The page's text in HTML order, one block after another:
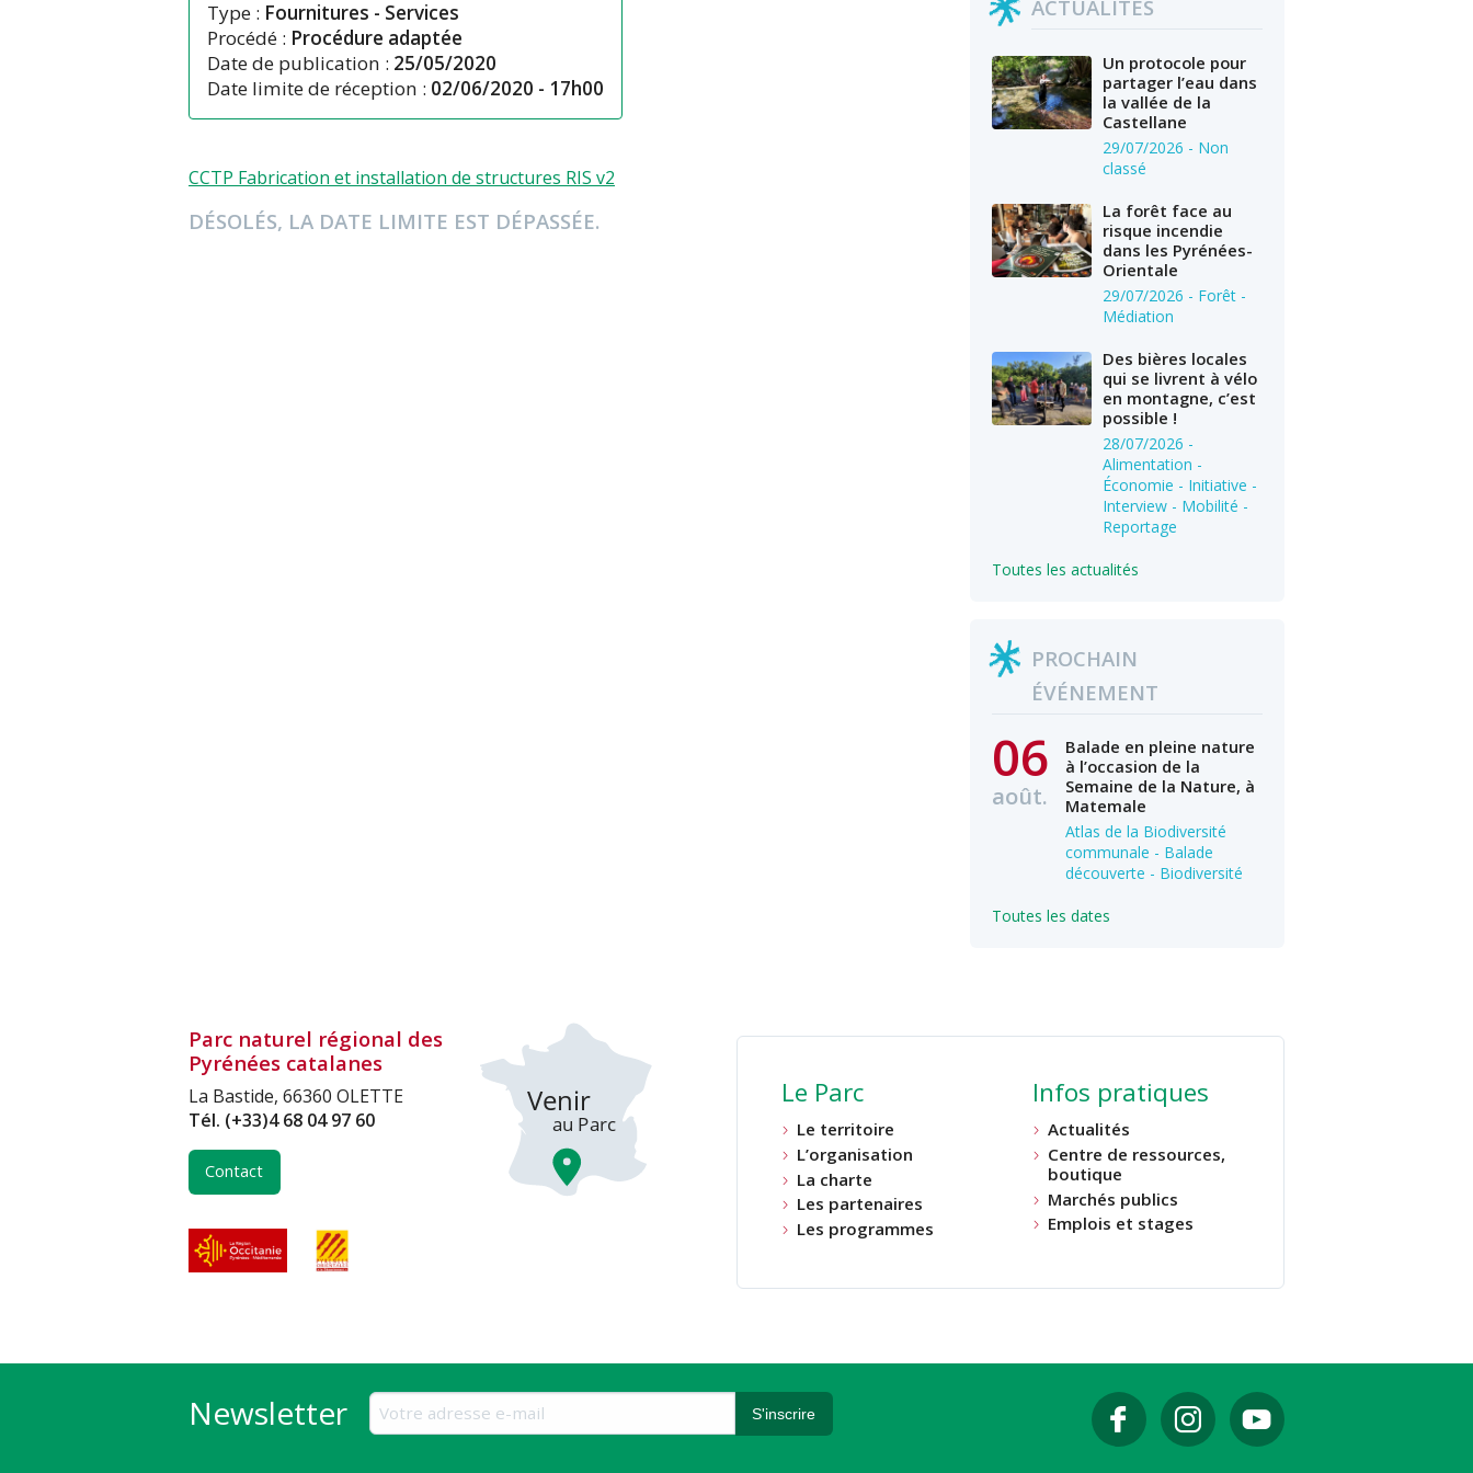
Type : Fournitures - Services
Procédé : Procédure adaptée
Date de publication : 25/05/2020
Date limite de réception : 02/06/2020 - 17h00
CCTP Fabrication et installation de structures RIS v2
DÉSOLÉS, LA DATE LIMITE EST DÉPASSÉE.
ACTUALITÉS
Un protocole pour
partager l’eau dans
la vallée de la
Castellane
29/07/2026 - Non
classé
La forêt face au
risque incendie
dans les Pyrénées-
Orientale
29/07/2026 - Forêt -
Médiation
Des bières locales
qui se livrent à vélo
en montagne, c’est
possible !
28/07/2026 -
Alimentation -
Économie - Initiative -
Interview - Mobilité -
Reportage
Toutes les actualités
PROCHAIN
ÉVÉNEMENT
06
août.
Balade en pleine nature
à l’occasion de la
Semaine de la Nature, à
Matemale
Atlas de la Biodiversité
communale - Balade
découverte - Biodiversité
Toutes les dates
Parc naturel régional des
Pyrénées catalanes
La Bastide, 66360 OLETTE
Tél. (+33)4 68 04 97 60
Contact
Le Parc
Le territoire
L’organisation
La charte
Les partenaires
Les programmes
Infos pratiques
Actualités
Centre de ressources,
boutique
Marchés publics
Emplois et stages
Newsletter